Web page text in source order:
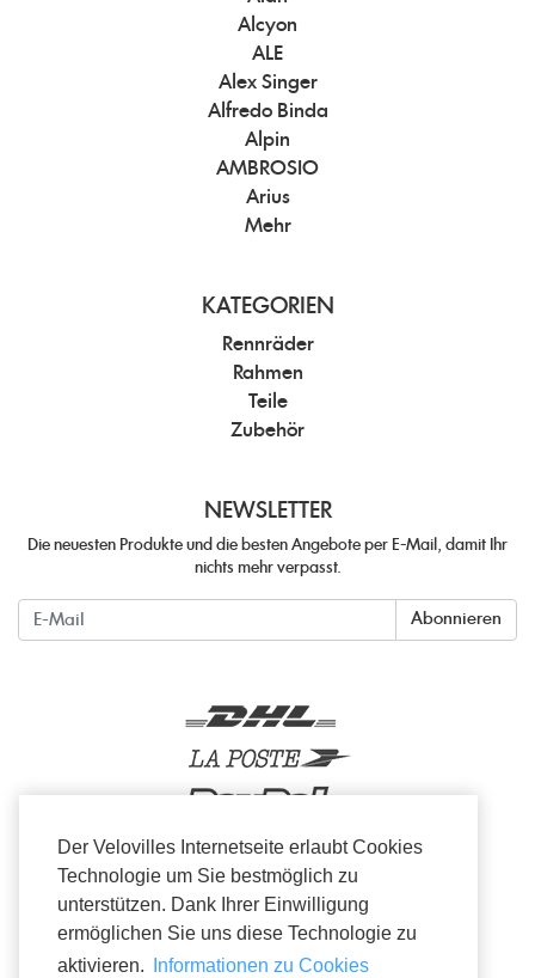
Alcyon
ALE
Alex Singer
Alfredo Binda
Alpin
AMBROSIO
Arius
Mehr
KATEGORIEN
Rennräder
Rahmen
Teile
Zubehör
NEWSLETTER
Die neuesten Produkte und die besten Angebote per E-Mail, damit Ihr
nichts mehr verpasst.
Abonnieren
Facebook Twitter Instagram
Der Velovilles Internetseite erlaubt Cookies
Technologie um Sie bestmöglich zu
unterstützen. Dank Ihrer Einwilligung
ermöglichen Sie uns diese Technologie zu
aktivieren.
Informationen zu Cookies